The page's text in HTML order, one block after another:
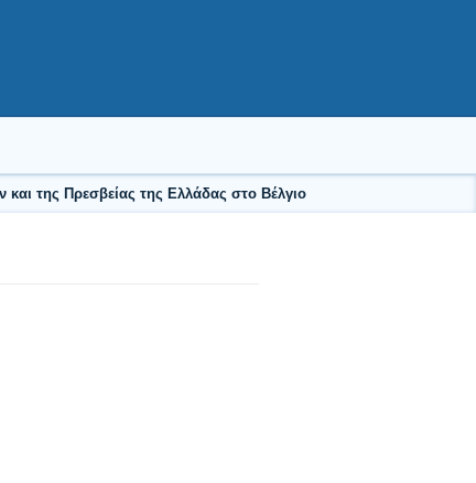
της Πρεσβείας της Ελλάδας στο Βέλγιο